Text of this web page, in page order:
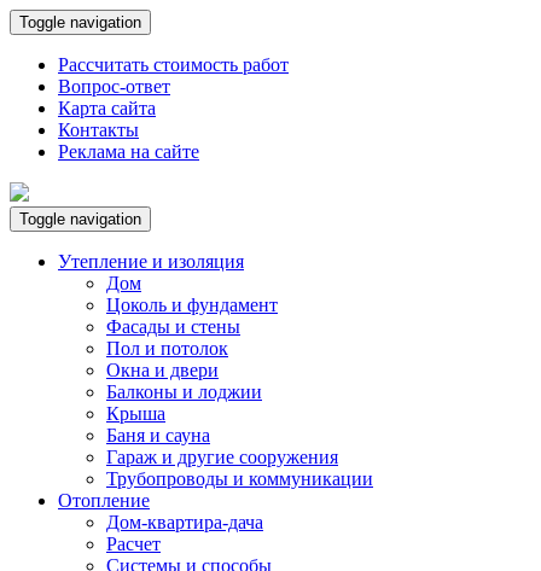
Toggle navigation
Рассчитать стоимость работ
Вопрос-ответ
Карта сайта
Контакты
Реклама на сайте
Toggle navigation
Утепление и изоляция
Дом
Цоколь и фундамент
Фасады и стены
Пол и потолок
Окна и двери
Балконы и лоджии
Крыша
Баня и сауна
Гараж и другие сооружения
Трубопроводы и коммуникации
Отопление
Дом-квартира-дача
Расчет
Системы и способы